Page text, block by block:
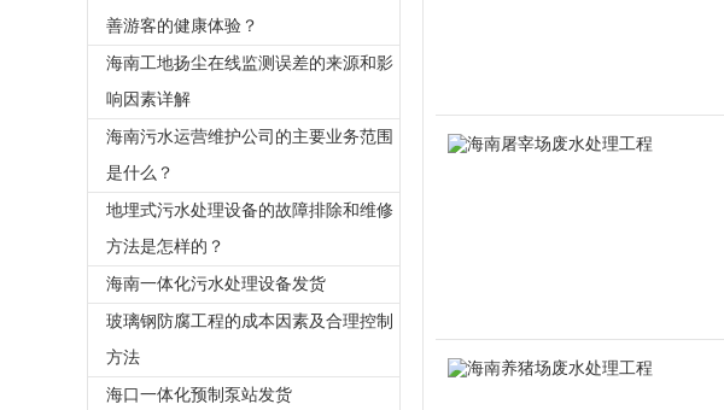
善游客的健康体验？
海南工地扬尘在线监测误差的来源和影
响因素详解
海南污水运营维护公司的主要业务范围
是什么？
地埋式污水处理设备的故障排除和维修
方法是怎样的？
海南一体化污水处理设备发货
玻璃钢防腐工程的成本因素及合理控制
方法
海口一体化预制泵站发货